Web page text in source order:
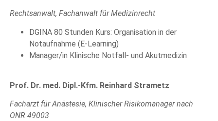
Rechtsanwalt, Fachanwalt für Medizinrecht
DGINA 80 Stunden Kurs: Organisation in der
Notaufnahme (E-Learning)
Manager/in Klinische Notfall- und Akutmedizin
Prof. Dr. med. Dipl.-Kfm. Reinhard Strametz
Facharzt für Anästesie, Klinischer Risikomanager nach
ONR 49003